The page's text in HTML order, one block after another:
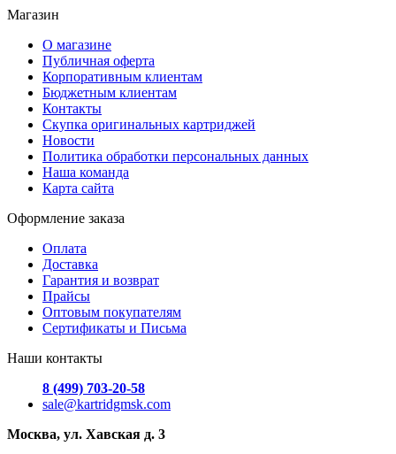
Магазин
О магазине
Публичная оферта
Корпоративным клиентам
Бюджетным клиентам
Контакты
Скупка оригинальных картриджей
Новости
Политика обработки персональных данных
Наша команда
Карта сайта
Оформление заказа
Оплата
Доставка
Гарантия и возврат
Прайсы
Оптовым покупателям
Сертификаты и Письма
Наши контакты
8 (499) 703-20-58
sale@kartridgmsk.com
Москва, ул. Хавская д. 3